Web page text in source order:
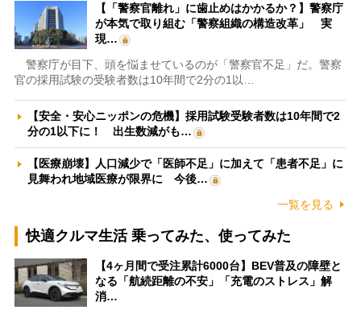
【「警察官離れ」に歯止めはかかるか？】警察庁
が本気で取り組む「警察組織の構造改革」 実
現…
警察庁が目下、頭を悩ませているのが「警察官不足」だ。警察
官の採用試験の受験者数は10年間で2分の1以…
【安全・安心ニッポンの危機】採用試験受験者数は10年間で2
分の1以下に！ 出生数減がも…
【医療崩壊】人口減少で「医師不足」に加えて「患者不足」に
見舞われ地域医療が限界に 今後…
一覧を見る
快適クルマ生活 乗ってみた、使ってみた
【4ヶ月間で受注累計6000台】BEV普及の障壁と
なる「航続距離の不安」「充電のストレス」解
消…